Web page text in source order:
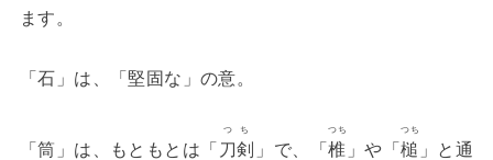
ます。
「石」は、「堅固な」の意。
「筒」は、もともとは「刀剣
つち
」で、「椎
つち
」や「槌
つち
」と通